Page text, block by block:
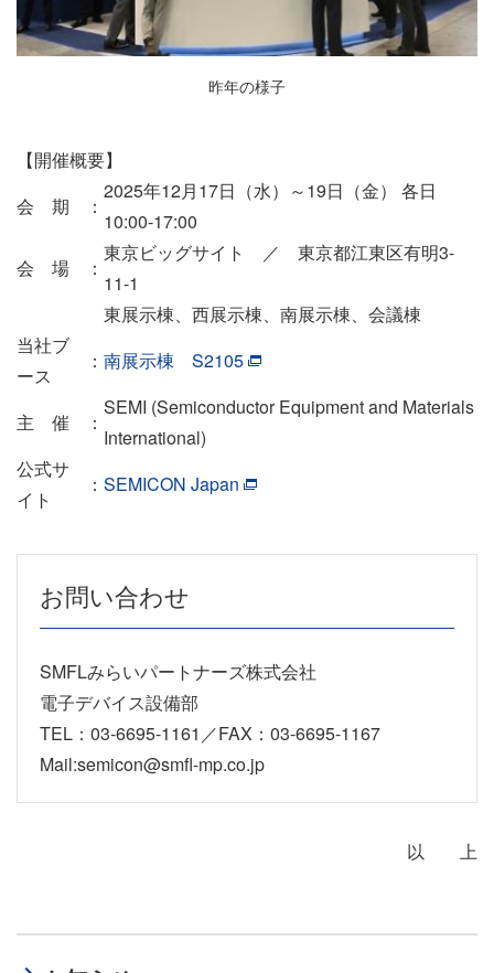
昨年の様子
【開催概要】
会 期
：
2025年12月17日（水）～19日（金） 各日
10:00-17:00
会 場
：
東京ビッグサイト ／ 東京都江東区有明3-
11-1
東展示棟、西展示棟、南展示棟、会議棟
当社ブ
ース
： 南展示棟 S2105
主 催 ：
SEMI (Semiconductor Equipment and Materials
International)
公式サ
イト
： SEMICON Japan
お問い合わせ
SMFLみらいパートナーズ株式会社
電子デバイス設備部
TEL：03-6695-1161／FAX：03-6695-1167
Mail:semicon@smfl-mp.co.jp
以 上